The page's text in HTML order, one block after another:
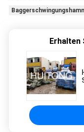
Erhalten